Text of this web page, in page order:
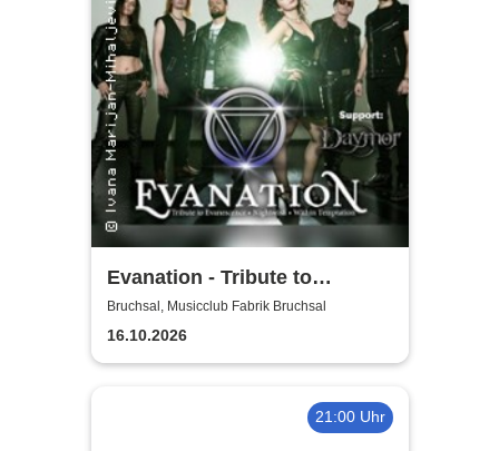
Evanation - Tribute to
Evanescence Nightwish &
Within Temptation
Bruchsal, Musicclub Fabrik Bruchsal
16.10.2026
21:00 Uhr